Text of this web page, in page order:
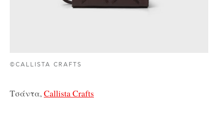
©CALLISTA CRAFTS
Τσάντα,Callista Crafts